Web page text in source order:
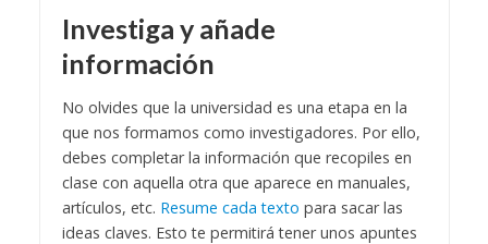
Investiga y añade
información
No olvides que la universidad es una etapa en la
que nos formamos como investigadores. Por ello,
debes completar la información que recopiles en
clase con aquella otra que aparece en manuales,
artículos, etc. Resume cada texto para sacar las
ideas claves. Esto te permitirá tener unos apuntes